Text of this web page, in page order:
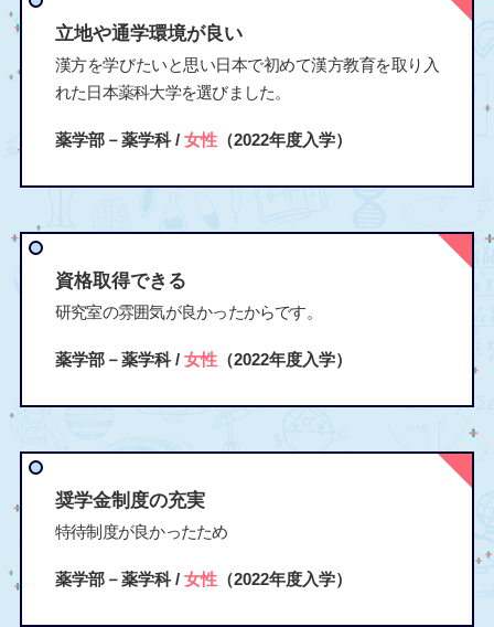
立地や通学環境が良い
漢方を学びたいと思い日本で初めて漢方教育を取り入
れた日本薬科大学を選びました。
薬学部－薬学科 / 女性（2022年度入学）
資格取得できる
研究室の雰囲気が良かったからです。
薬学部－薬学科 / 女性（2022年度入学）
奨学金制度の充実
特待制度が良かったため
薬学部－薬学科 / 女性（2022年度入学）